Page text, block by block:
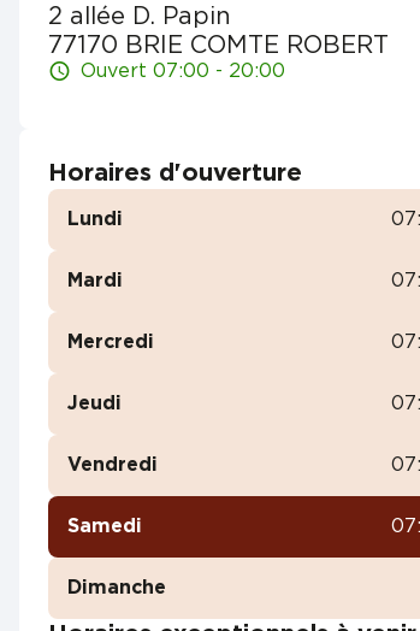
2 allée D. Papin
77170 BRIE COMTE ROBERT
Ouvert 07:00 - 20:00
Horaires d'ouverture
Lundi
Mardi
Mercredi
Jeudi
Vendredi
Samedi
Dimanche